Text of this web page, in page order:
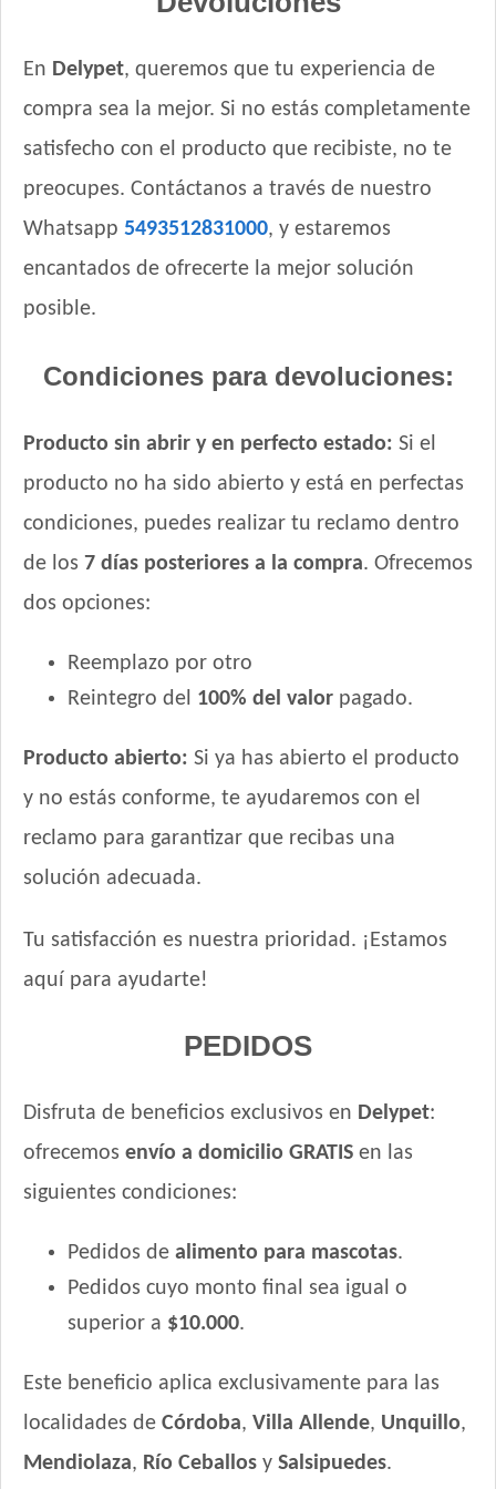
Provet Perro Cachorro Mediano y Grande
Raza Perro Cachorro sabor Carne, Cereales y Leche
Royal Canin Club Performance Junior
Royal Canin Perro Giant Starter Mother & Babydog
Royal Canin Perro Maxi Puppy
Royal Canin Perro Maxi Starter Mother & Babydog
Royal Canin Perro Medium Starter Mother & Babydog
Royal Canin Perro Mini Starter
Royal Canin Perro Raza Bulldog Francés Puppy
Royal Canin Perro Raza Bulldog Inglés Puppy
Royal Canin Perro Raza Golden Retriever Puppy
Royal Canin Perro Raza Jack Russell Terrier Puppy
Royal Canin Perro Raza Labrador Retriever Puppy
Royal Canin Perro Raza Pug Puppy
Royal Canin Perro Raza Yorkshire Terrier Puppy
Sabrositos Cachorros Mix
Sanno Súper Premium Puppies
Sieger Perro Cachorro de Raza Mediana y Grande
Tiernitos Selection Cachorros
Top Nutrition Perro Cachorro Raza Mediana
Top Nutrition Perro Cachorro Raza Pequeña
Vitalcan Balanced Perro Cachorro Raza Mediana
Vitalcan Balanced Perro Cachorro Raza Pequeña
Vitalcan Complete Cachorros de Raza Pequeña
Vitalcan Premium Perro Cachorro
Voraz Cachorros
En Delypet, queremos que tu experiencia de
compra sea la mejor. Si no estás completamente
satisfecho con el producto que recibiste, no te
preocupes. Contáctanos a través de nuestro
Whatsapp 5493512831000, y estaremos
encantados de ofrecerte la mejor solución
posible.
Condiciones para devoluciones:
Producto sin abrir y en perfecto estado: Si el
producto no ha sido abierto y está en perfectas
condiciones, puedes realizar tu reclamo dentro
de los 7 días posteriores a la compra. Ofrecemos
dos opciones:
Reemplazo por otro
Reintegro del 100% del valor pagado.
Producto abierto: Si ya has abierto el producto
y no estás conforme, te ayudaremos con el
reclamo para garantizar que recibas una
solución adecuada.
Tu satisfacción es nuestra prioridad. ¡Estamos
aquí para ayudarte!
PEDIDOS
Disfruta de beneficios exclusivos en Delypet:
ofrecemos envío a domicilio GRATIS en las
siguientes condiciones:
Pedidos de alimento para mascotas.
Pedidos cuyo monto final sea igual o
superior a $10.000.
Este beneficio aplica exclusivamente para las
localidades de Córdoba, Villa Allende, Unquillo,
Mendiolaza, Río Ceballos y Salsipuedes.